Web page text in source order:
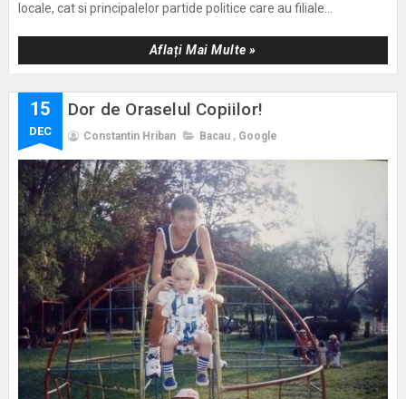
locale, cat si principalelor partide politice care au filiale...
Aflați Mai Multe »
15
DEC
Dor de Oraselul Copiilor!
Constantin Hriban Bacau , Google